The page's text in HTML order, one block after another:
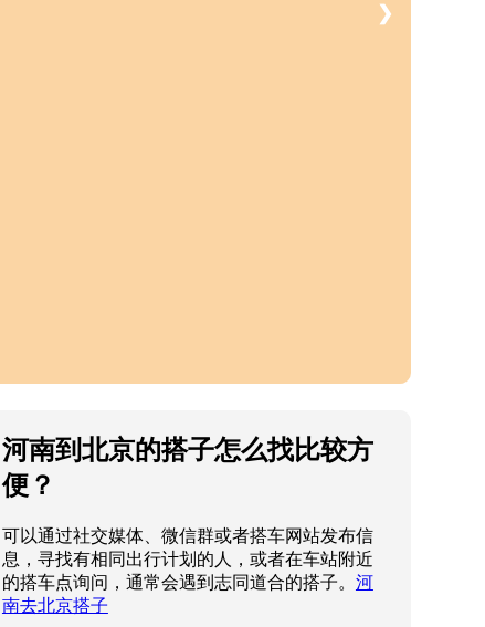
❯
河南到北京的搭子怎么找比较方
便？
可以通过社交媒体、微信群或者搭车网站发布信
息，寻找有相同出行计划的人，或者在车站附近
的搭车点询问，通常会遇到志同道合的搭子。 河
南去北京搭子